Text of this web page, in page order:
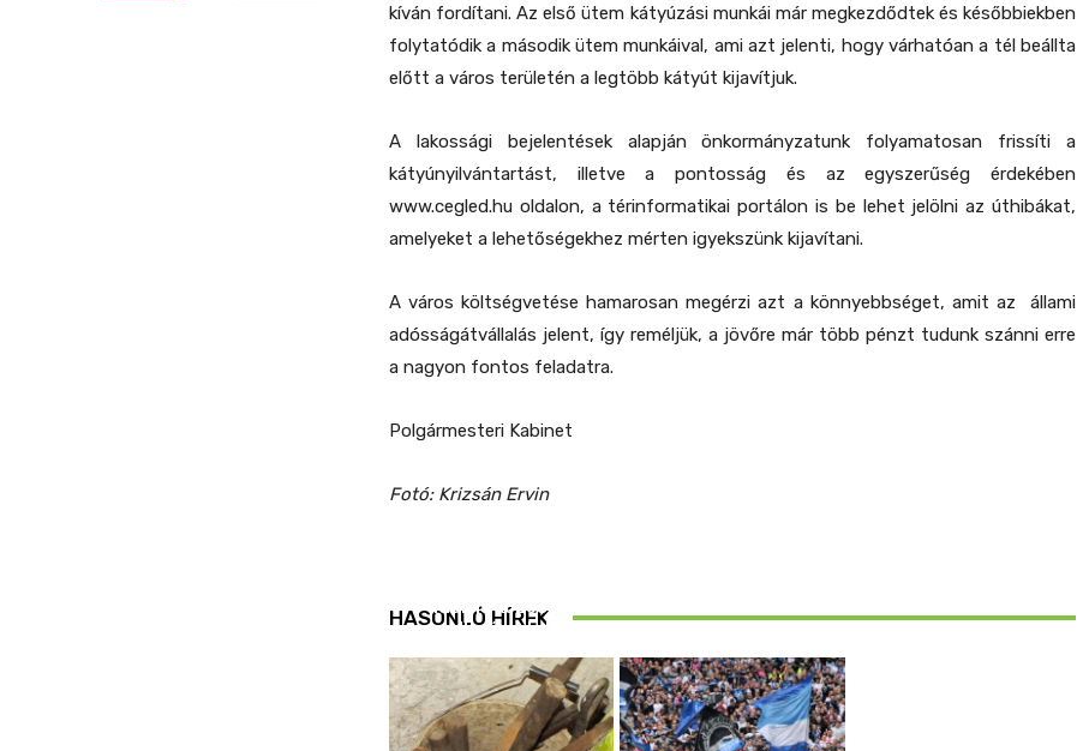
kíván fordítani. Az első ütem kátyúzási munkái már megkezdődtek és későbbiekben
folytatódik a második ütem munkáival, ami azt jelenti, hogy várhatóan a tél beállta
előtt a város területén a legtöbb kátyút kijavítjuk.
A lakossági bejelentések alapján önkormányzatunk folyamatosan frissíti a
kátyúnyilvántartást, illetve a pontosság és az egyszerűség érdekében
www.cegled.hu oldalon, a térinformatikai portálon is be lehet jelölni az úthibákat,
amelyeket a lehetőségekhez mérten igyekszünk kijavítani.
A város költségvetése hamarosan megérzi azt a könnyebbséget, amit az állami
adósságátvállalás jelent, így reméljük, a jövőre már több pénzt tudunk szánni erre
a nagyon fontos feladatra.
Polgármesteri Kabinet
Fotó: Krizsán Ervin
HASONLÓ HÍREK
Idén is közösen
ellenőriztek